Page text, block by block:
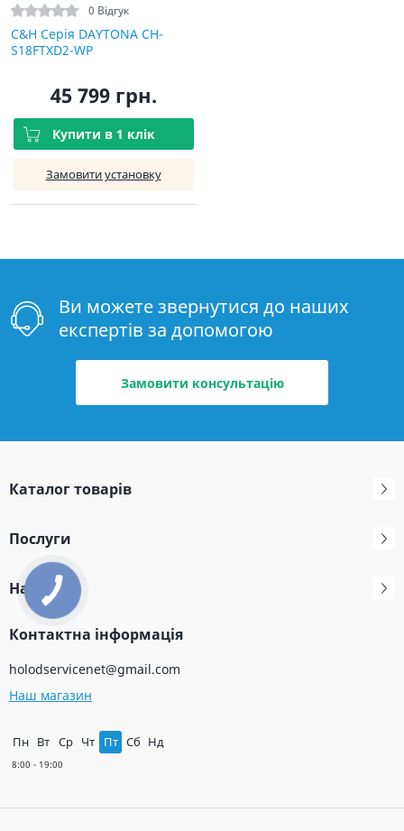
0 Відгук
C&H Серія DAYTONA CH-
S18FTXD2-WP
45 799 грн.
Купити в 1 клік
Замовити установку
Ви можете звернутися до наших
експертів за допомогою
Замовити консультацію
Каталог товарів
Послуги
Навігація
Контактна інформація
holodservicenet@gmail.com
Наш магазин
Пн Вт Ср Чт Пт Сб Нд